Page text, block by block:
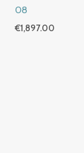
08
€1,897.00